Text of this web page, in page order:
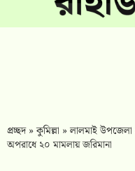
প্রচ্ছদ»কুমিল্লা »লালমাই উপজেলা
অপরাধে ২০ মামলায় জরিমানা